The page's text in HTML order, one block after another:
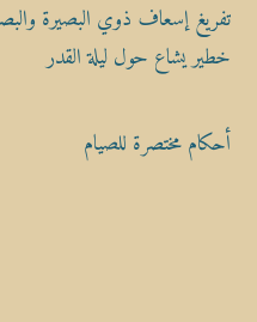
تفريغ إسعاف ذوي البصيرة
خطير يشاع حول ليلة القدر
أحكام مختصرة للصيام